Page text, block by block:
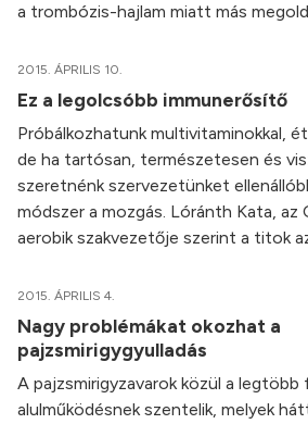
a trombózis-hajlam miatt más
2015. ÁPRILIS 10.
Ez a legolcsóbb immunerősítő
Próbálkozhatunk multivitaminokkal,
de ha tartósan, természetesen és
szeretnénk szervezetünket
módszer a mozgás. Lóránth Kata, az
aerobik szakvezetője szerint a titok
2015. ÁPRILIS 4.
Nagy problémákat okozhat a
pajzsmirigygyulladás
A pajzsmirigyzavarok közül a
alulműködésnek szentelik, melyek